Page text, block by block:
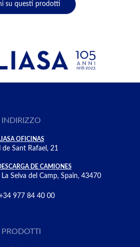
su questi prodotti
INDIRIZZO
OFICINAS
de Sant Rafael, 21
DE CAMIONES
Selva del Camp, Spain, 43470
+34 977 84 40 00
PRODOTTI